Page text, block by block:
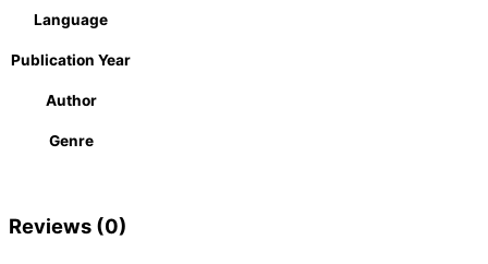
Language
Publication Year
Author
Genre
Reviews (0)